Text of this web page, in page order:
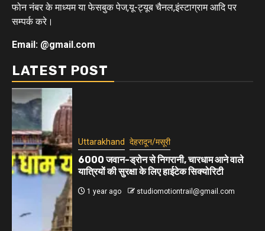
फोन नंबर के माध्यम या फेसबुक पेज,यू-ट्यूब चैनल,इंस्टाग्राम आदि पर
सम्पर्क करे।
Email: @gmail.com
LATEST POST
Uttarakhand देहरादून/मसूरी
6000 जवान-ड्रोन से निगरानी, चारधाम आने वाले
यात्रियों की सुरक्षा के लिए हाईटेक सिक्योरिटी
1 year ago studiomotiontrail@gmail.com